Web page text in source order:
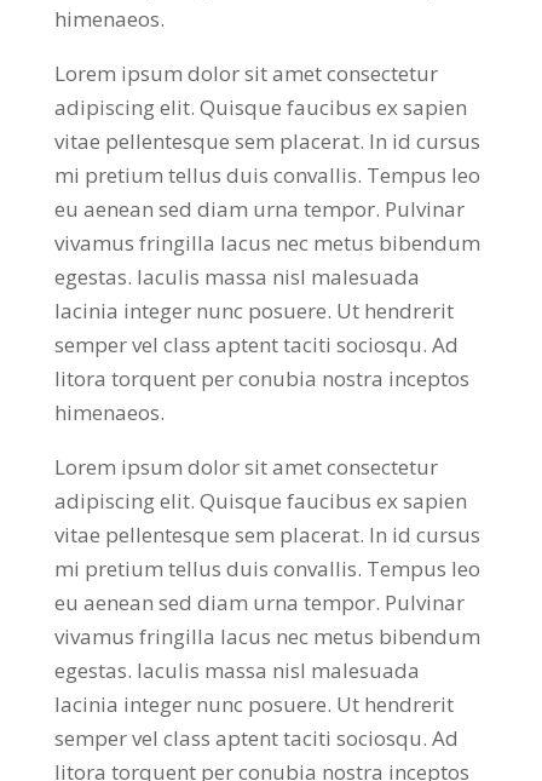
himenaeos.
Lorem ipsum dolor sit amet consectetur
adipiscing elit. Quisque faucibus ex sapien
vitae pellentesque sem placerat. In id cursus
mi pretium tellus duis convallis. Tempus leo
eu aenean sed diam urna tempor. Pulvinar
vivamus fringilla lacus nec metus bibendum
egestas. Iaculis massa nisl malesuada
lacinia integer nunc posuere. Ut hendrerit
semper vel class aptent taciti sociosqu. Ad
litora torquent per conubia nostra inceptos
himenaeos.
Lorem ipsum dolor sit amet consectetur
adipiscing elit. Quisque faucibus ex sapien
vitae pellentesque sem placerat. In id cursus
mi pretium tellus duis convallis. Tempus leo
eu aenean sed diam urna tempor. Pulvinar
vivamus fringilla lacus nec metus bibendum
egestas. Iaculis massa nisl malesuada
lacinia integer nunc posuere. Ut hendrerit
semper vel class aptent taciti sociosqu. Ad
litora torquent per conubia nostra inceptos